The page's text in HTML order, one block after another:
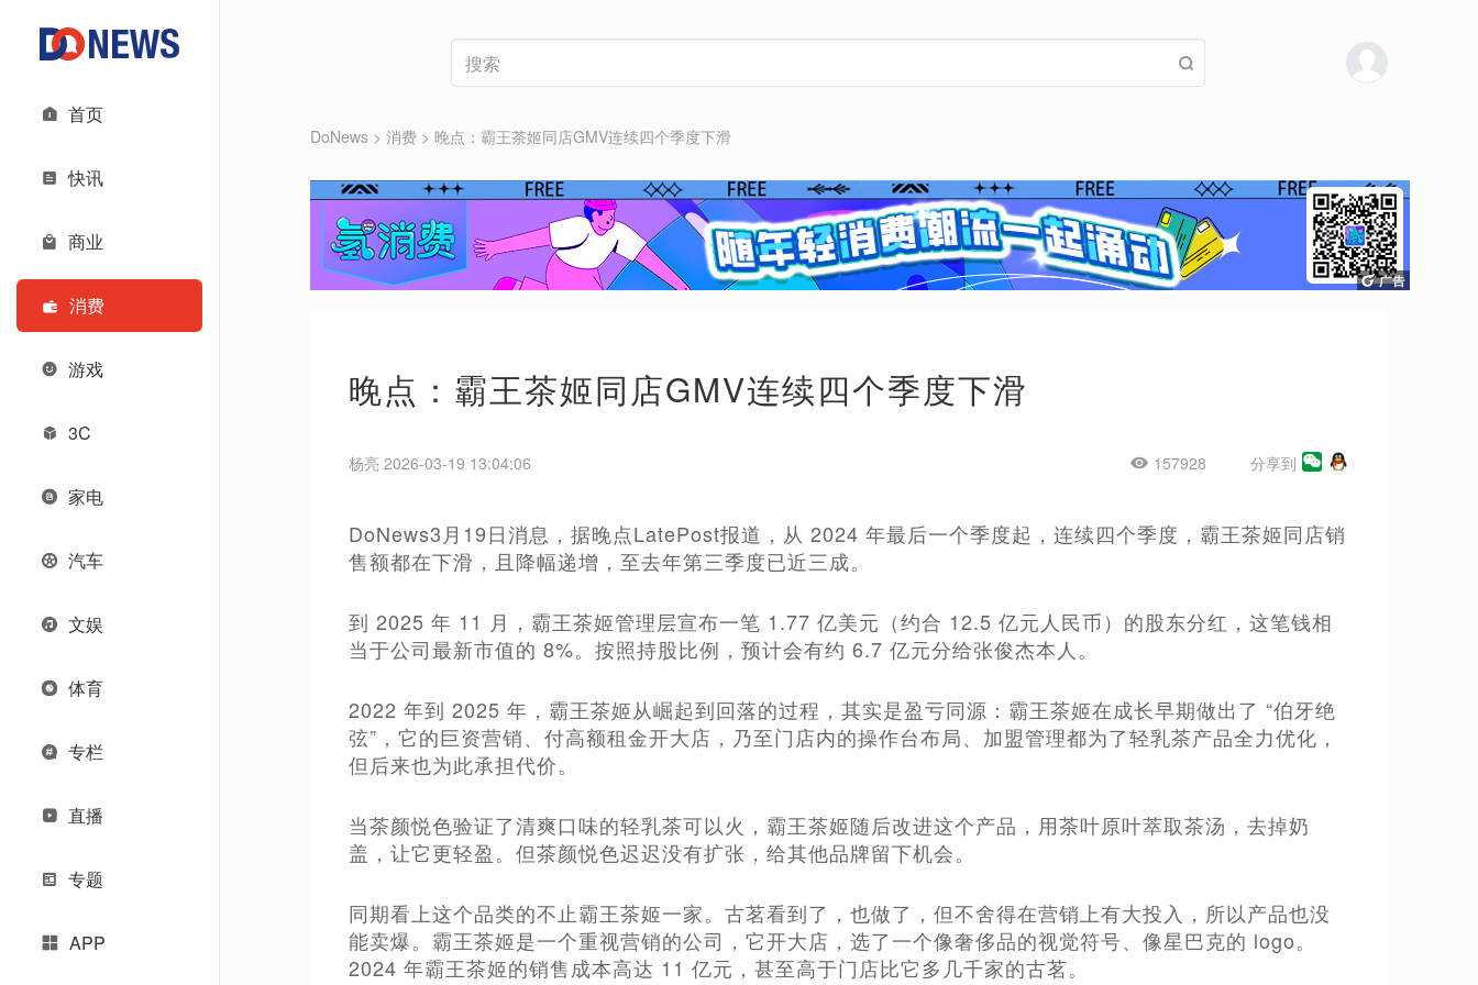
首页
快讯
商业
消费
游戏
3C
家电
汽车
文娱
体育
专栏
直播
专题
APP
DoNews > 消费 > 晚点：霸王茶姬同店GMV连续四个季度下滑
晚点：霸王茶姬同店GMV连续四个季度下滑
杨亮 2026-03-19 13:04:06 157928 分享到
DoNews3月19日消息，据晚点LatePost报道，从 2024 年最后一个季度起，连续四个季度，霸王茶姬同店销
售额都在下滑，且降幅递增，至去年第三季度已近三成。
到 2025 年 11 月，霸王茶姬管理层宣布一笔 1.77 亿美元（约合 12.5 亿元人民币）的股东分红，这笔钱相
当于公司最新市值的 8%。按照持股比例，预计会有约 6.7 亿元分给张俊杰本人。
2022 年到 2025 年，霸王茶姬从崛起到回落的过程，其实是盈亏同源：霸王茶姬在成长早期做出了 “伯牙绝
弦”，它的巨资营销、付高额租金开大店，乃至门店内的操作台布局、加盟管理都为了轻乳茶产品全力优化，
但后来也为此承担代价。
当茶颜悦色验证了清爽口味的轻乳茶可以火，霸王茶姬随后改进这个产品，用茶叶原叶萃取茶汤，去掉奶
盖，让它更轻盈。但茶颜悦色迟迟没有扩张，给其他品牌留下机会。
同期看上这个品类的不止霸王茶姬一家。古茗看到了，也做了，但不舍得在营销上有大投入，所以产品也没
能卖爆。霸王茶姬是一个重视营销的公司，它开大店，选了一个像奢侈品的视觉符号、像星巴克的 logo。
2024 年霸王茶姬的销售成本高达 11 亿元，甚至高于门店比它多几千家的古茗。